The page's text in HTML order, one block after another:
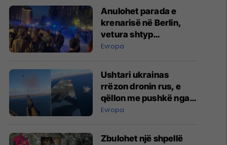
ose jo të plota
Anulohet parada e
krenarisë në Berlin,
vetura shtyp
pjesëmarrësit –
lënduar
Evropa
Ushtari ukrainas
rrëzon dronin rus, e
qëllon me pushkë nga
kabina e aeroplanit
Evropa
Zbulohet një shpellë